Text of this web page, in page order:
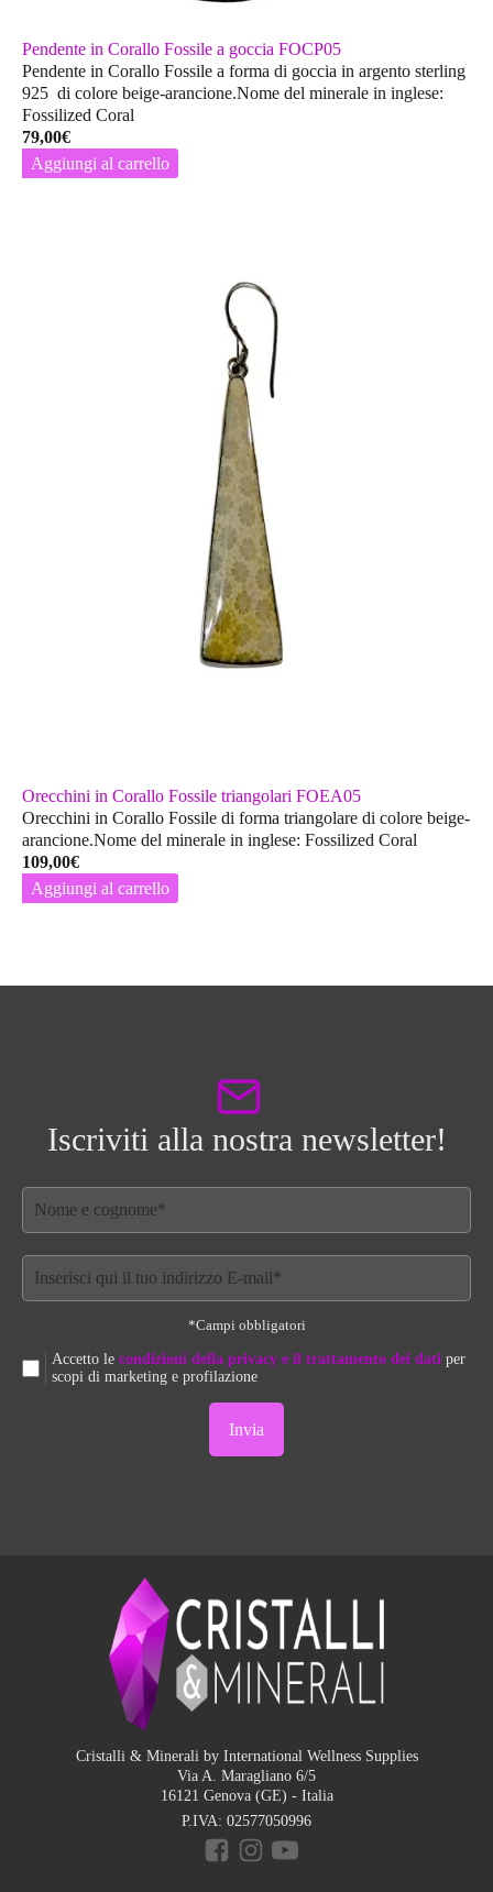
Pendente in Corallo Fossile a goccia FOCP05
Pendente in Corallo Fossile a forma di goccia in argento sterling
925 di colore beige-arancione.Nome del minerale in inglese:
Fossilized Coral
79,00€
Aggiungi al carrello
Orecchini in Corallo Fossile triangolari FOEA05
Orecchini in Corallo Fossile di forma triangolare di colore beige-
arancione.Nome del minerale in inglese: Fossilized Coral
109,00€
Aggiungi al carrello
Iscriviti alla nostra newsletter!
*Campi obbligatori
Accetto le condizioni della privacy e il trattamento dei dati per
scopi di marketing e profilazione
Cristalli & Minerali by International Wellness Supplies
Via A. Maragliano 6/5
16121 Genova (GE) - Italia
P.IVA: 02577050996